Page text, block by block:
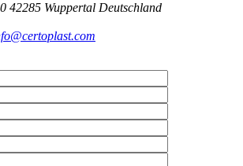
42285 Wuppertal Deutschland